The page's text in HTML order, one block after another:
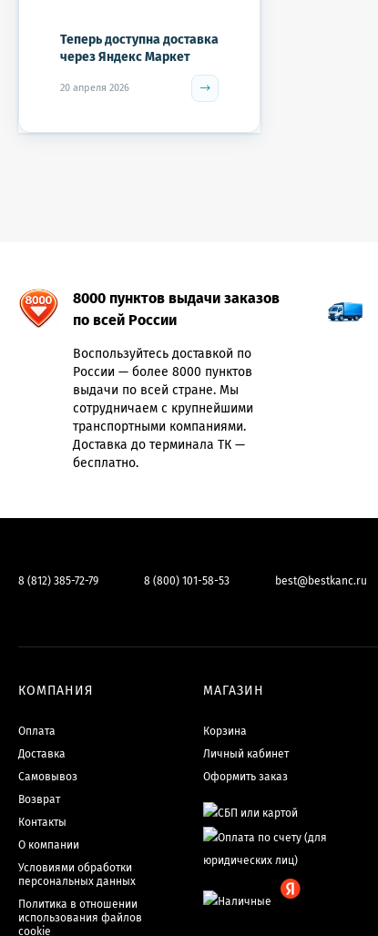
Теперь доступна доставка
через Яндекс Маркет
20 апреля 2026
8000 пунктов выдачи заказов
по всей России
Воспользуйтесь доставкой по
России — более 8000 пунктов
выдачи по всей стране. Мы
сотрудничаем с крупнейшими
транспортными компаниями.
Доставка до терминала ТК —
бесплатно.
8 (812) 385-72-79 8 (800) 101-58-53 best@bestkanc.ru
КОМПАНИЯ
Оплата
Доставка
Самовывоз
Возврат
Контакты
О компании
Условиями обработки
персональных данных
Политика в отношении
использования файлов
cookie
МАГАЗИН
Корзина
Личный кабинет
Оформить заказ